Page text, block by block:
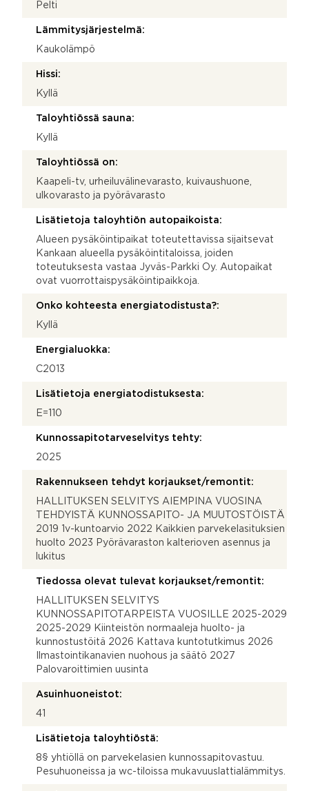
Pelti
Lämmitysjärjestelmä:
Kaukolämpö
Hissi:
Kyllä
Taloyhtiössä sauna:
Kyllä
Taloyhtiössä on:
Kaapeli-tv, urheiluvälinevarasto, kuivaushuone,
ulkovarasto ja pyörävarasto
Lisätietoja taloyhtiön autopaikoista:
Alueen pysäköintipaikat toteutettavissa sijaitsevat
Kankaan alueella pysäköintitaloissa, joiden
toteutuksesta vastaa Jyväs-Parkki Oy. Autopaikat
ovat vuorrottaispysäköintipaikkoja.
Onko kohteesta energiatodistusta?:
Kyllä
Energialuokka:
C2013
Lisätietoja energiatodistuksesta:
E=110
Kunnossapitotarveselvitys tehty:
2025
Rakennukseen tehdyt korjaukset/remontit:
HALLITUKSEN SELVITYS AIEMPINA VUOSINA
TEHDYISTÄ KUNNOSSAPITO- JA MUUTOSTÖISTÄ
2019 1v-kuntoarvio 2022 Kaikkien parvekelasituksien
huolto 2023 Pyörävaraston kalterioven asennus ja
lukitus
Tiedossa olevat tulevat korjaukset/remontit:
HALLITUKSEN SELVITYS
KUNNOSSAPITOTARPEISTA VUOSILLE 2025-2029
2025-2029 Kiinteistön normaaleja huolto- ja
kunnostustöitä 2026 Kattava kuntotutkimus 2026
Ilmastointikanavien nuohous ja säätö 2027
Palovaroittimien uusinta
Asuinhuoneistot:
41
Lisätietoja taloyhtiöstä:
8§ yhtiöllä on parvekelasien kunnossapitovastuu.
Pesuhuoneissa ja wc-tiloissa mukavuuslattialämmitys.